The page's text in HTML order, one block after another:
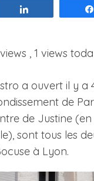
, 1 views
a ouvert il y a
de
de Justine (en
sont tous les
à Lyon.